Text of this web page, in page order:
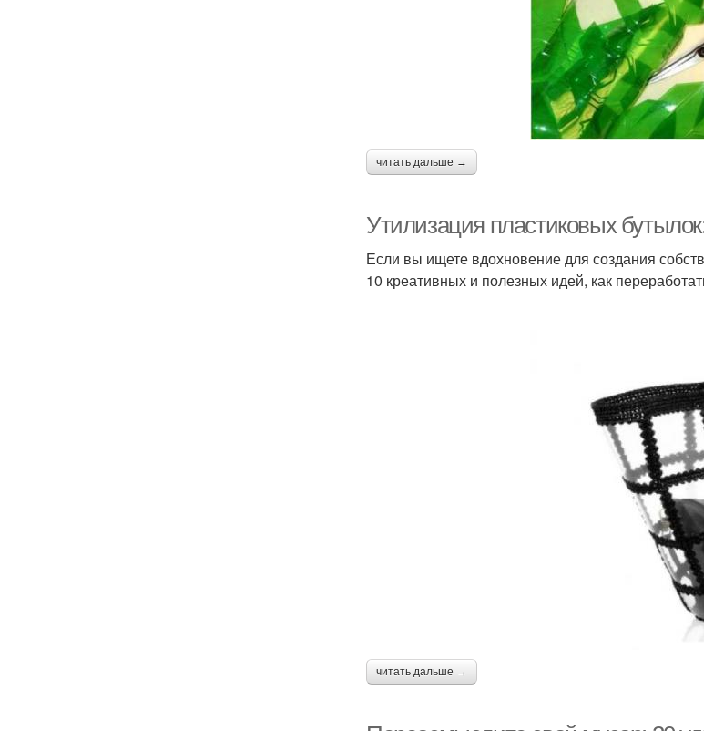
читать дальше →
Утилизация пластиковых
Если вы ищете вдохновение для создания
10 креативных и полезных идей, как
читать дальше →